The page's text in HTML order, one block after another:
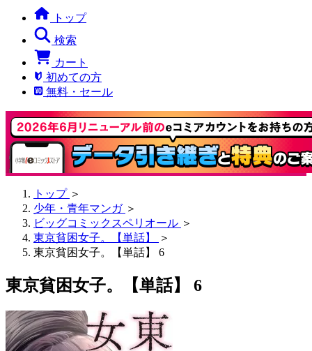
トップ
検索
カート
初めての方
無料・セール
トップ ＞
少年・青年マンガ ＞
ビッグコミックスペリオール ＞
東京貧困女子。【単話】
＞
東京貧困女子。【単話】 6
東京貧困女子。【単話】 6